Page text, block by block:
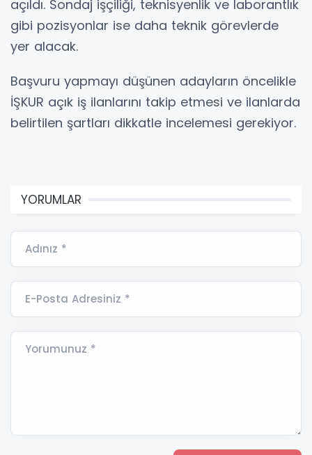
açıldı. Sondaj işçiliği, teknisyenlik ve laborantlık
gibi pozisyonlar ise daha teknik görevlerde
yer alacak.
Başvuru yapmayı düşünen adayların öncelikle
İŞKUR açık iş ilanlarını takip etmesi ve ilanlarda
belirtilen şartları dikkatle incelemesi gerekiyor.
YORUMLAR
Adınız *
E-Posta Adresiniz *
Yorumunuz *